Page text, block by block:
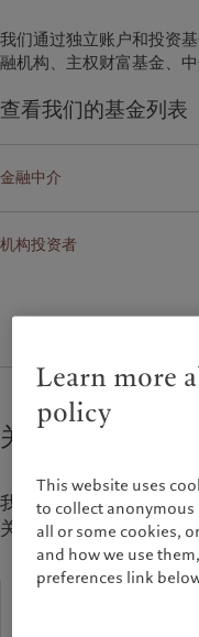
我们通过独立账户和投资
融机构、主权财富基金、
查看我们的基金列表
金融中介
机构投资者
关于瑞士百达资产
我们的宗旨是与客户以
关系。
2670
Learn more
policy
This website uses
to collect anonymous
all or some cookies,
and how we use
preferences link